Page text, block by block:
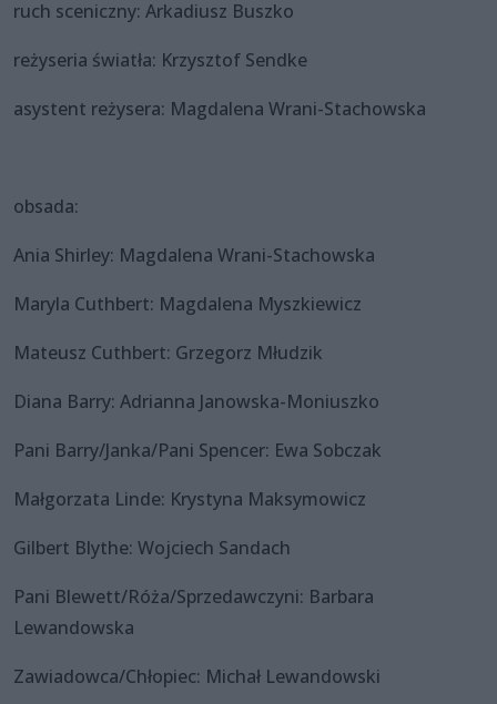
ruch sceniczny: Arkadiusz Buszko
reżyseria światła: Krzysztof Sendke
asystent reżysera: Magdalena Wrani-Stachowska
obsada:
Ania Shirley: Magdalena Wrani-Stachowska
Maryla Cuthbert: Magdalena Myszkiewicz
Mateusz Cuthbert: Grzegorz Młudzik
Diana Barry: Adrianna Janowska-Moniuszko
Pani Barry/Janka/Pani Spencer: Ewa Sobczak
Małgorzata Linde: Krystyna Maksymowicz
Gilbert Blythe: Wojciech Sandach
Pani Blewett/Róża/Sprzedawczyni: Barbara
Lewandowska
Zawiadowca/Chłopiec: Michał Lewandowski